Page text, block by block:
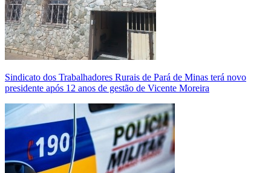
Sindicato dos Trabalhadores Rurais de Pará de Minas terá novo
presidente após 12 anos de gestão de Vicente Moreira